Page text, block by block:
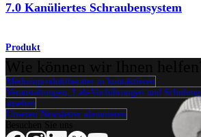
7.0 Kanüliertes Schraubensystem
Produkt
Medizinproduktberater:in kontaktieren
Veranstaltungen, Lab-Vorführungen und
ansehen
Unseren Newsletter abonnieren